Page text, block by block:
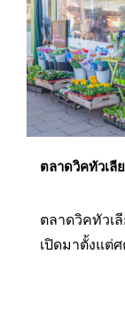
ตกแต่งอย่าง
ใหญ่ และแท่
ควรแวะเที่ย
วนิค
ตลาดวิคทัวเลี
ตลาดวิคทัวเ
เปิดมาตั้งแต่
มิวนิค เพรา